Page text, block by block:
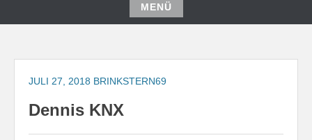
MENÜ
Zum
springen
JULI 27, 2018 BRINKSTERN69
Dennis KNX